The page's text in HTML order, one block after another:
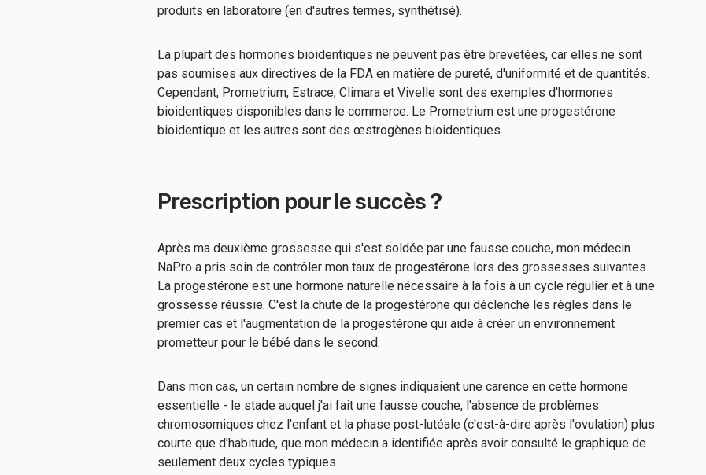
produits en laboratoire (en d'autres termes, synthétisé).
La plupart des hormones bioidentiques ne peuvent pas être brevetées, car elles ne sont
pas soumises aux directives de la FDA en matière de pureté, d'uniformité et de quantités.
Cependant, Prometrium, Estrace, Climara et Vivelle sont des exemples d'hormones
bioidentiques disponibles dans le commerce. Le Prometrium est une progestérone
bioidentique et les autres sont des œstrogènes bioidentiques.
Prescription pour le succès ?
Après ma deuxième grossesse qui s'est soldée par une fausse couche, mon médecin
NaPro a pris soin de contrôler mon taux de progestérone lors des grossesses suivantes.
La progestérone est une hormone naturelle nécessaire à la fois à un cycle régulier et à une
grossesse réussie. C'est la chute de la progestérone qui déclenche les règles dans le
premier cas et l'augmentation de la progestérone qui aide à créer un environnement
prometteur pour le bébé dans le second.
Dans mon cas, un certain nombre de signes indiquaient une carence en cette hormone
essentielle - le stade auquel j'ai fait une fausse couche, l'absence de problèmes
chromosomiques chez l'enfant et la phase post-lutéale (c'est-à-dire après l'ovulation) plus
courte que d'habitude, que mon médecin a identifiée après avoir consulté le graphique de
seulement deux cycles typiques.